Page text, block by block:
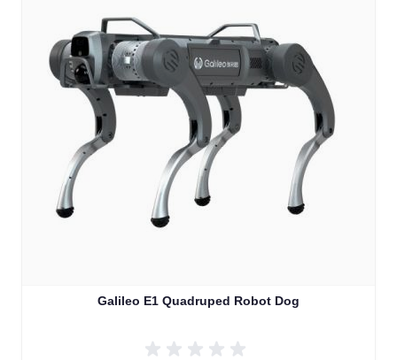
Galileo E1 Quadruped Robot Dog